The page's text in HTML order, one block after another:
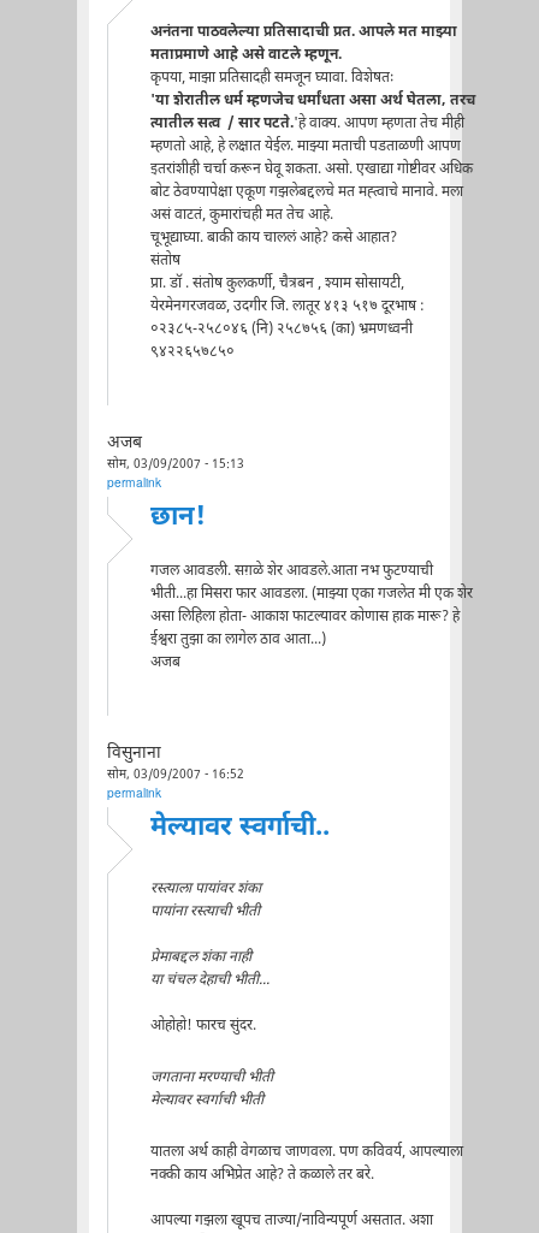
अनंतना पाठवलेल्या प्रतिसादाची प्रत. आपले मत माझ्या
मताप्रमाणे आहे असे वाटले म्हणून.
कृपया, माझा प्रतिसादही समजून घ्यावा. विशेषतः
'या शेरातील धर्म म्हणजेच धर्मांधता असा अर्थ घेतला, तरच
त्यातील सत्व / सार पटते.'हे वाक्य. आपण म्हणता तेच मीही
म्हणतो आहे, हे लक्षात येईल. माझ्या मताची पडताळणी आपण
इतरांशीही चर्चा करून घेवू शकता. असो. एखाद्या गोष्टीवर अधिक
बोट ठेवण्यापेक्षा एकूण गझलेबद्दलचे मत मह्त्वाचे मानावे. मला
असं वाटतं, कुमारांचही मत तेच आहे.
चूभूद्याघ्या. बाकी काय चाललं आहे? कसे आहात?
संतोष
प्रा. डॉ . संतोष कुलकर्णी, चैत्रबन , श्याम सोसायटी,
येरमेनगरजवळ, उदगीर जि. लातूर ४१३ ५१७ दूरभाष :
०२३८५-२५८०४६ (नि) २५८७५६ (का) भ्रमणध्वनी
९४२२६५७८५०
अजब
सोम, 03/09/2007 - 15:13
permalink
छान!
गजल आवडली. सग़ळे शेर आवडले.आता नभ फुटण्याची
भीती...हा मिसरा फार आवडला. (माझ्या एका गजलेत मी एक शेर
असा लिहिला होता- आकाश फाटल्यावर कोणास हाक मारू? हे
ईश्वरा तुझा का लागेल ठाव आता...)
अजब
विसुनाना
सोम, 03/09/2007 - 16:52
permalink
मेल्यावर स्वर्गाची..
रस्त्याला पायांवर शंका
पायांना रस्त्याची भीती
प्रेमाबद्दल शंका नाही
या चंचल देहाची भीती...
ओहोहो! फारच सुंदर.
जगताना मरण्याची भीती
मेल्यावर स्वर्गाची भीती
यातला अर्थ काही वेगळाच जाणवला. पण कविवर्य, आपल्याला
नक्की काय अभिप्रेत आहे? ते कळाले तर बरे.
आपल्या गझला खूपच ताज्या/नाविन्यपूर्ण असतात. अशा